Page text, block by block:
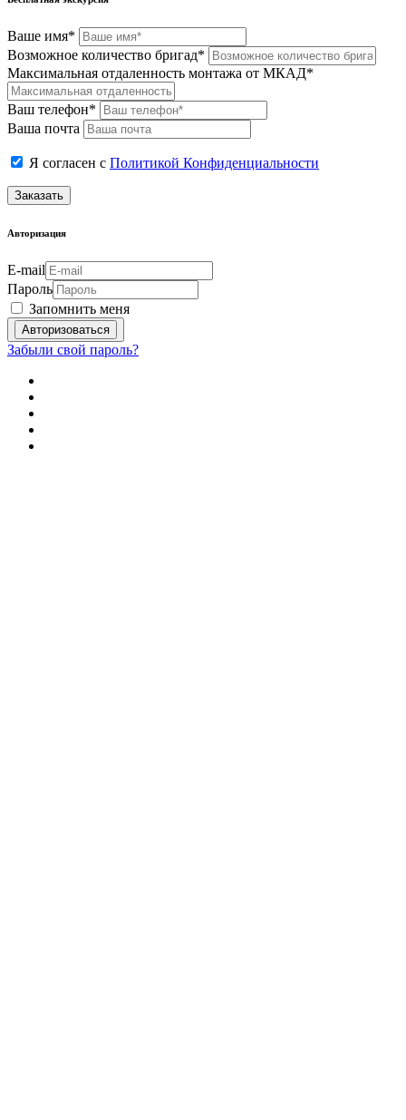
Ваше имя*
Возможное количество бригад*
Максимальная отдаленность монтажа от МКАД*
Ваш телефон*
Ваша почта
Я согласен с Политикой Конфиденциальности
Заказать
Авторизация
E-mail
Пароль
Запомнить меня
Забыли свой пароль?